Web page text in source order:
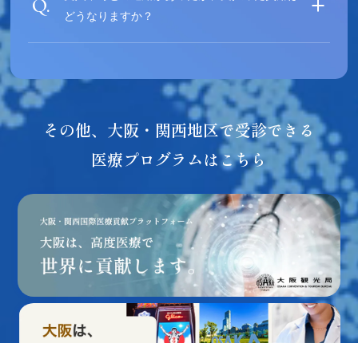
どうなりますか？
その他、大阪・関西地区で受診できる
医療プログラムはこちら